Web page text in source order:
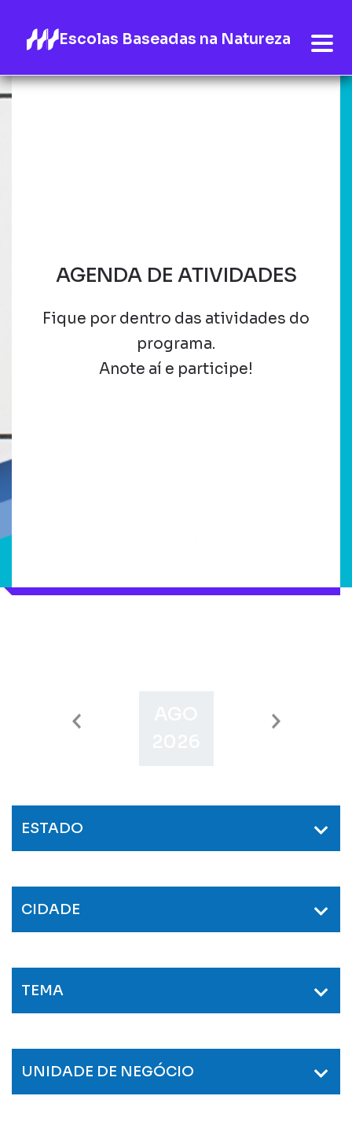
Escolas Baseadas na Natureza
AGENDA DE ATIVIDADES
Fique por dentro das atividades do
programa.
Anote aí e participe!
SET
ESTADO
CIDADE
TEMA
UNIDADE DE NEGÓCIO